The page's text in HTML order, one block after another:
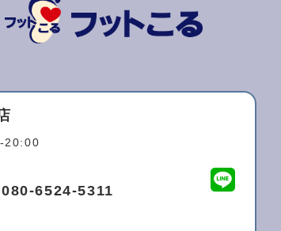
20:00
080-6524-5311